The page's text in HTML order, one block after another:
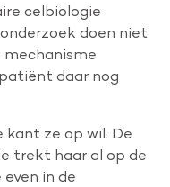
celbiologie
doen niet
mechanisme
daar nog
kant ze op wil. De
trekt haar al op de
in de